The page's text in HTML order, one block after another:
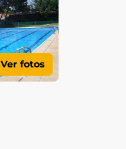
Ver fotos